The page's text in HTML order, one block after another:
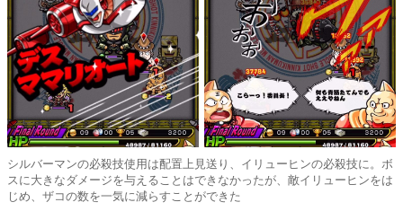
シルバーマンの必殺技使用は配置上見送り、イリューヒンの必殺技に。ボ
スに大きなダメージを与えることはできなかったが、敵イリューヒンをは
じめ、ザコの数を一気に減らすことができた